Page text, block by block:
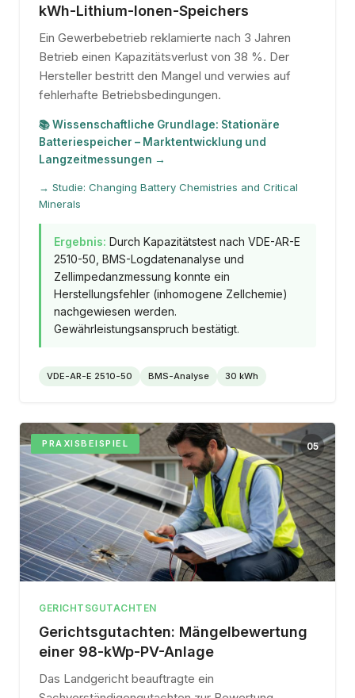
kWh-Lithium-Ionen-Speichers
Ein Gewerbebetrieb reklamierte nach 3 Jahren
Betrieb einen Kapazitätsverlust von 38 %. Der
Hersteller bestritt den Mangel und verwies auf
fehlerhafte Betriebsbedingungen.
📚 Wissenschaftliche Grundlage: Stationäre
Batteriespeicher – Marktentwicklung und
Langzeitmessungen →
→ Studie: Changing Battery Chemistries and Critical
Minerals
Ergebnis: Durch Kapazitätstest nach VDE-AR-E
2510-50, BMS-Logdatenanalyse und
Zellimpedanzmessung konnte ein
Herstellungsfehler (inhomogene Zellchemie)
nachgewiesen werden.
Gewährleistungsanspruch bestätigt.
VDE-AR-E 2510-50 BMS-Analyse 30 kWh
PRAXISBEISPIEL 05
GERICHTSGUTACHTEN
Gerichtsgutachten: Mängelbewertung
einer 98-kWp-PV-Anlage
Das Landgericht beauftragte ein